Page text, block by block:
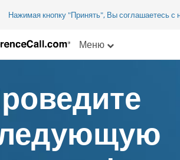
Нажимая кнопку "Принять", Вы соглашаетесь с
Меню